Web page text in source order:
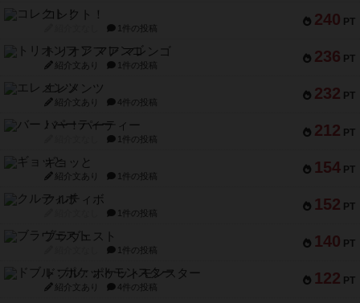
240 PT
コレクト！
1件の投稿
236 PT
トリオンフ ア マレンゴ
紹介文あり 1件の投稿
232 PT
エレメンツ
紹介文あり 4件の投稿
212 PT
バー！パーティー
1件の投稿
154 PT
ギョッと
紹介文あり 1件の投稿
152 PT
クルティボ
1件の投稿
140 PT
ブラヴェスト
1件の投稿
122 PT
ドブル：ポケットモンスター
紹介文あり 4件の投稿